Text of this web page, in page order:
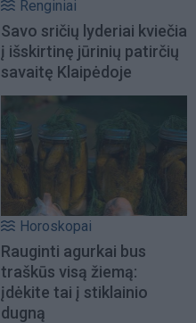
Renginiai
Savo sričių lyderiai kviečia
į išskirtinę jūrinių patirčių
savaitę Klaipėdoje
Horoskopai
Rauginti agurkai bus
traškūs visą žiemą:
įdėkite tai į stiklainio
dugną